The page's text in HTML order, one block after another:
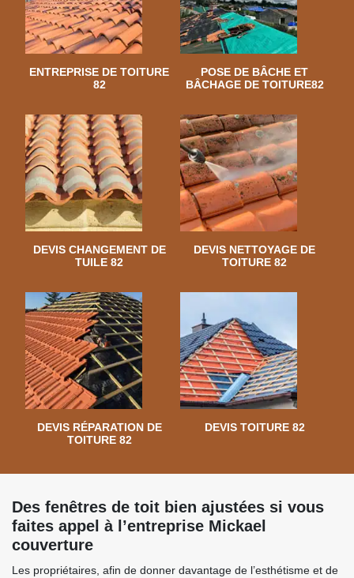
ENTREPRISE DE TOITURE
82
POSE DE BÂCHE ET
BÂCHAGE DE TOITURE82
DEVIS CHANGEMENT DE
TUILE 82
DEVIS NETTOYAGE DE
TOITURE 82
DEVIS RÉPARATION DE
TOITURE 82
DEVIS TOITURE 82
Des fenêtres de toit bien ajustées si vous
faites appel à l’entreprise Mickael
couverture
Les propriétaires, afin de donner davantage de l’esthétisme et de